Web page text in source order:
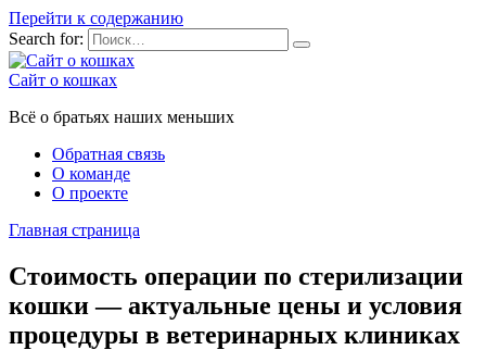
Перейти к содержанию
Search for:
Сайт о кошках
Всё о братьях наших меньших
Обратная связь
О команде
О проекте
Главная страница
Стоимость операции по стерилизации
кошки — актуальные цены и условия
процедуры в ветеринарных клиниках